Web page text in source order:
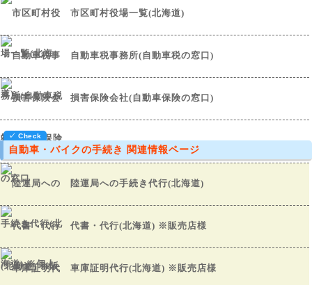
市区町村役場一覧(北海道)
自動車税事務所(自動車税の窓口)
損害保険会社(自動車保険の窓口)
自動車・バイクの手続き 関連情報ページ
陸運局への手続き代行(北海道)
代書・代行(北海道) ※販売店様
車庫証明代行(北海道) ※販売店様